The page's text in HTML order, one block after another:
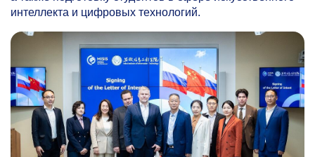
интеллекта и цифровых технологий.